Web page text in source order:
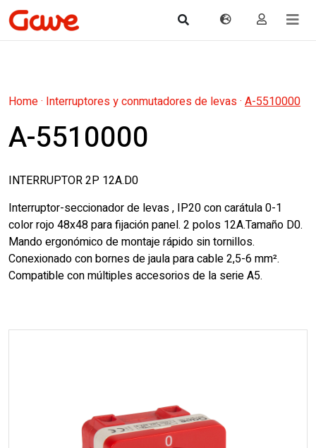
Home· Interruptores y conmutadores de levas· A-5510000
A-5510000
INTERRUPTOR 2P 12A.D0
Interruptor-seccionador de levas , IP20 con carátula 0-1
color rojo 48x48 para fijación panel. 2 polos 12A.Tamaño D0.
Mando ergonómico de montaje rápido sin tornillos.
Conexionado con bornes de jaula para cable 2,5-6 mm².
Compatible con múltiples accesorios de la serie A5.